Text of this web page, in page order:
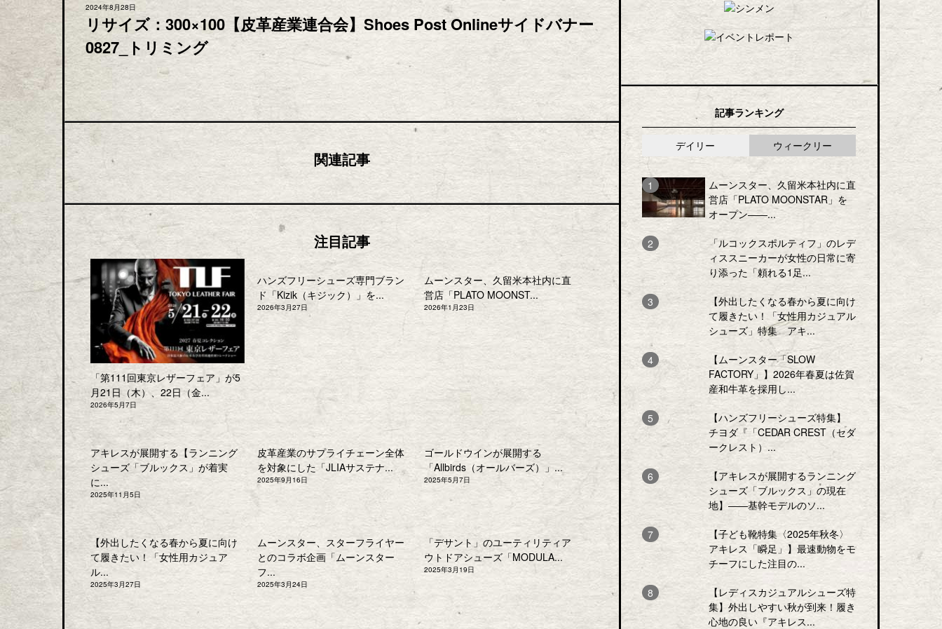
2024年8月28日
リサイズ：300×100【皮革産業連合会】Shoes Post Onlineサイドバナー
0827_トリミング
関連記事
注目記事
「第111回東京レザーフェア」が5
月21日（木）、22日（金...
2026年5月7日
ハンズフリーシューズ専門ブラン
ド「Kizik（キジック）」を...
2026年3月27日
ムーンスター、久留米本社内に直
営店「PLATO MOONST...
2026年1月23日
アキレスが展開する【ランニング
シューズ「ブルックス」が着実
に...
2025年11月5日
皮革産業のサプライチェーン全体
を対象にした「JLIAサステナ...
2025年9月16日
ゴールドウインが展開する
「Allbirds（オールバーズ）」...
2025年5月7日
【外出したくなる春から夏に向け
て履きたい！「女性用カジュア
ル...
2025年3月27日
ムーンスター、スターフライヤー
とのコラボ企画「ムーンスター
フ...
2025年3月24日
「デサント」のユーティリティア
ウトドアシューズ「MODULA...
2025年3月19日
記事ランキング
デイリー ウィークリー
ムーンスター、久留米本社内に直
営店「PLATO MOONSTAR」を
オープン――...
「ルコックスポルティフ」のレデ
ィススニーカーが女性の日常に寄
り添った「頼れる1足...
【外出したくなる春から夏に向け
て履きたい！「女性用カジュアル
シューズ」特集 アキ...
【ムーンスター「SLOW
FACTORY」】2026年春夏は佐賀
産和牛革を採用し...
【ハンズフリーシューズ特集】
チヨダ『「CEDAR CREST（セダ
ークレスト）...
【アキレスが展開するランニング
シューズ「ブルックス」の現在
地】――基幹モデルのソ...
【子ども靴特集〈2025年秋冬〉
アキレス「瞬足」】最速動物をモ
チーフにした注目の...
【レディスカジュアルシューズ特
集】外出しやすい秋が到来！履き
心地の良い『アキレス...